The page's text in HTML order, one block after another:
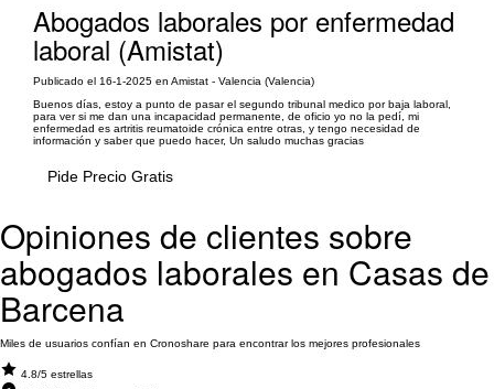
Abogados laborales por enfermedad
laboral (Amistat)
Publicado el 16-1-2025 en Amistat - Valencia (Valencia)
Buenos días, estoy a punto de pasar el segundo tribunal medico por baja laboral,
para ver si me dan una incapacidad permanente, de oficio yo no la pedí, mi
enfermedad es artritis reumatoide crónica entre otras, y tengo necesidad de
información y saber que puedo hacer, Un saludo muchas gracias
Pide Precio Gratis
Opiniones de clientes sobre
abogados laborales en Casas de
Barcena
Miles de usuarios confían en Cronoshare para encontrar los mejores profesionales
4.8/5 estrellas